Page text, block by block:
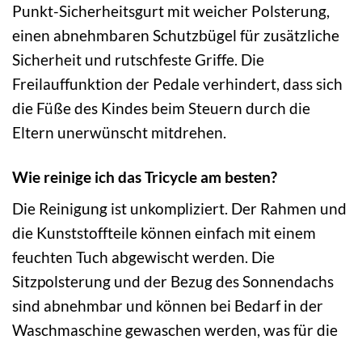
Punkt-Sicherheitsgurt mit weicher Polsterung,
einen abnehmbaren Schutzbügel für zusätzliche
Sicherheit und rutschfeste Griffe. Die
Freilauffunktion der Pedale verhindert, dass sich
die Füße des Kindes beim Steuern durch die
Eltern unerwünscht mitdrehen.
Wie reinige ich das Tricycle am besten?
Die Reinigung ist unkompliziert. Der Rahmen und
die Kunststoffteile können einfach mit einem
feuchten Tuch abgewischt werden. Die
Sitzpolsterung und der Bezug des Sonnendachs
sind abnehmbar und können bei Bedarf in der
Waschmaschine gewaschen werden, was für die